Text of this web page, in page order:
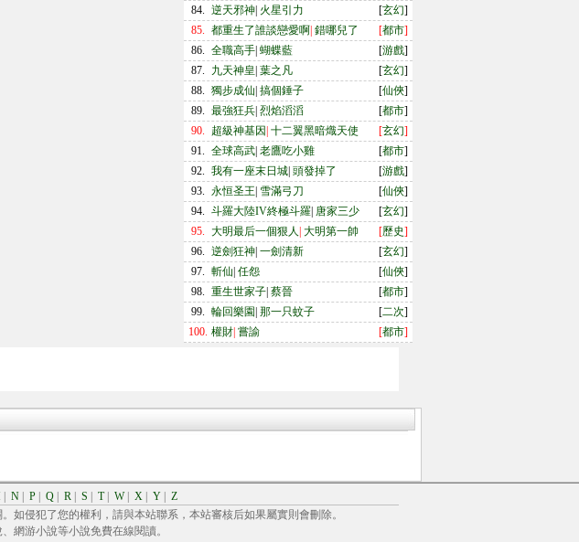
84. 逆天邪神 火星引力 [玄幻]
85. 都重生了誰談戀愛啊 錯哪兒了 [都市]
86. 全職高手 蝴蝶藍 [游戲]
87.
九天神皇 葉之凡 [玄幻]
88. 獨步成仙 搞個錘子 [仙俠]
89. 最強狂兵 烈焰滔滔 [都市]
90.
超級神基因 十二翼黑暗熾天使 [玄幻]
91. 全球高武 老鷹吃小雞 [都市]
92. 我有一座末日城 頭發掉了 [游戲]
93. 永恒圣王 雪滿弓刀 [仙俠]
94. 斗羅大陸IV終極斗羅 唐家三少 [玄幻]
95. 大明最后一個狠人 大明第一帥 [歷史]
96. 逆劍狂神 一劍清新 [玄幻]
97. 斬仙 任怨 [仙俠]
98. 重生世家子 蔡晉 [都市]
99. 輪回樂園 那一只蚊子 [二次]
100. 權財 嘗諭 [都市]
N P Q R S T| W| X Y
Z
如侵犯了您的權利，請與本站聯系，本站審核后如果屬實則會刪除。
網游小說等小說免費在線閱讀。